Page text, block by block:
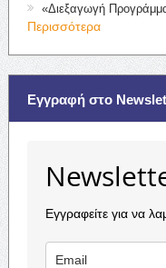
«Διεξαγωγή
Περισσότερα
Εγγραφή στο
Εγγραφείτε για να